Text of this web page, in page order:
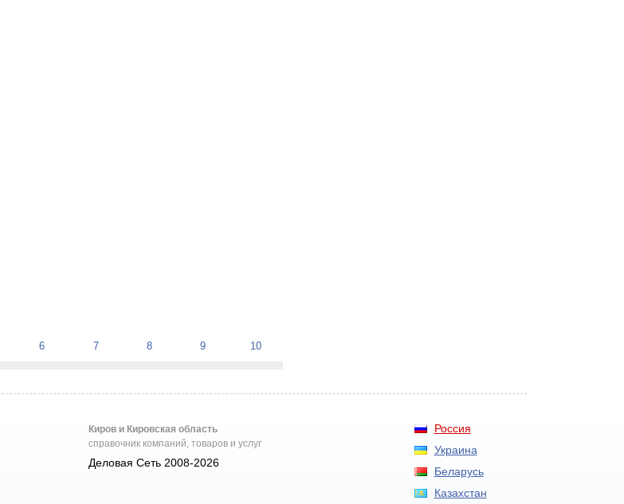
6 7 8 9 10
Россия
Украина
Беларусь
Казахстан
Киров и Кировская область
справочник компаний, товаров и услуг
Деловая Сеть 2008-2026